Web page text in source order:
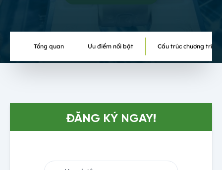
Tổng quan Ưu điểm nổi bật Cấu trúc chương trình
ĐĂNG KÝ NGAY!